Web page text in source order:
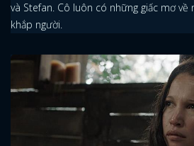
và Stefan. Cô luôn có những giấc mơ về
khắp người.